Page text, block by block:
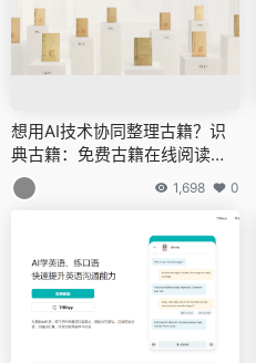
想用AI技术协同整理古籍？识
典古籍：免费古籍在线阅读，
传承文化瑰宝
1,698 0